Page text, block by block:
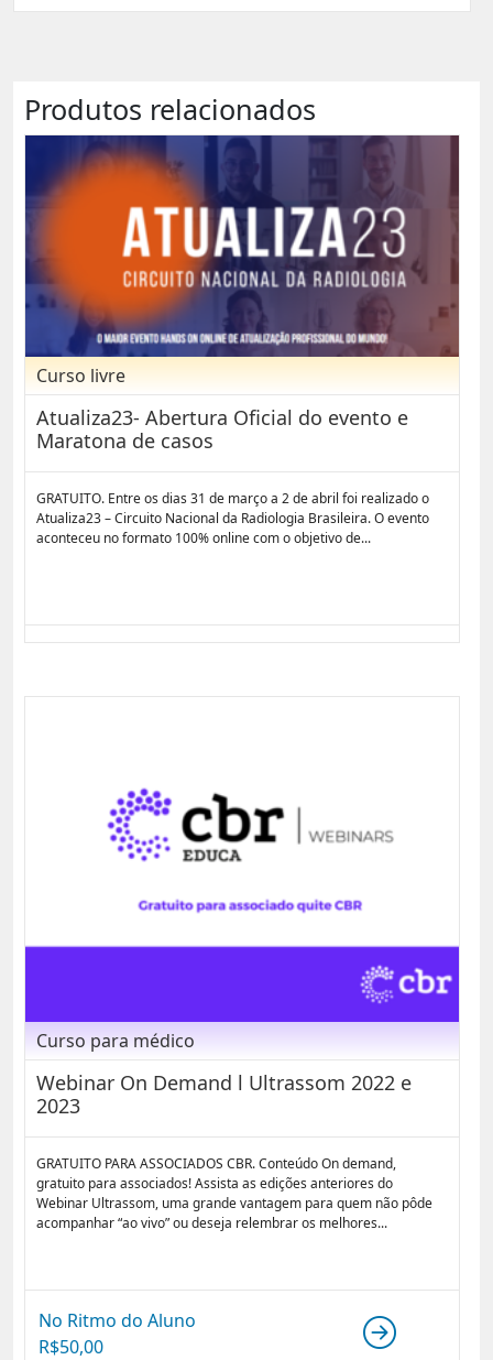
Produtos relacionados
Curso livre
Atualiza23- Abertura Oficial do evento e
Maratona de casos
GRATUITO. Entre os dias 31 de março a 2 de abril foi realizado o
Atualiza23 – Circuito Nacional da Radiologia Brasileira. O evento
aconteceu no formato 100% online com o objetivo de...
Curso para médico
Webinar On Demand l Ultrassom 2022 e
2023
GRATUITO PARA ASSOCIADOS CBR. Conteúdo On demand,
gratuito para associados! Assista as edições anteriores do
Webinar Ultrassom, uma grande vantagem para quem não pôde
acompanhar “ao vivo” ou deseja relembrar os melhores...
No Ritmo do Aluno
R$50,00